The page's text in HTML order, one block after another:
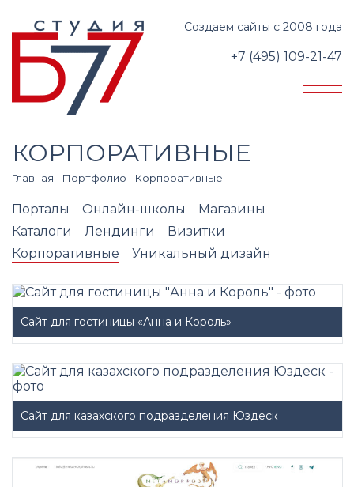
Создаем сайты с 2008 года
+7 (495) 109-21-47
КОРПОРАТИВНЫЕ
Главная - Портфолио - Корпоративные
Порталы Онлайн-школы
Магазины
Каталоги
Лендинги
Визитки
Корпоративные
Уникальный дизайн
Сайт для гостиницы «Анна и Король»
Сайт для казахского подразделения Юздеск